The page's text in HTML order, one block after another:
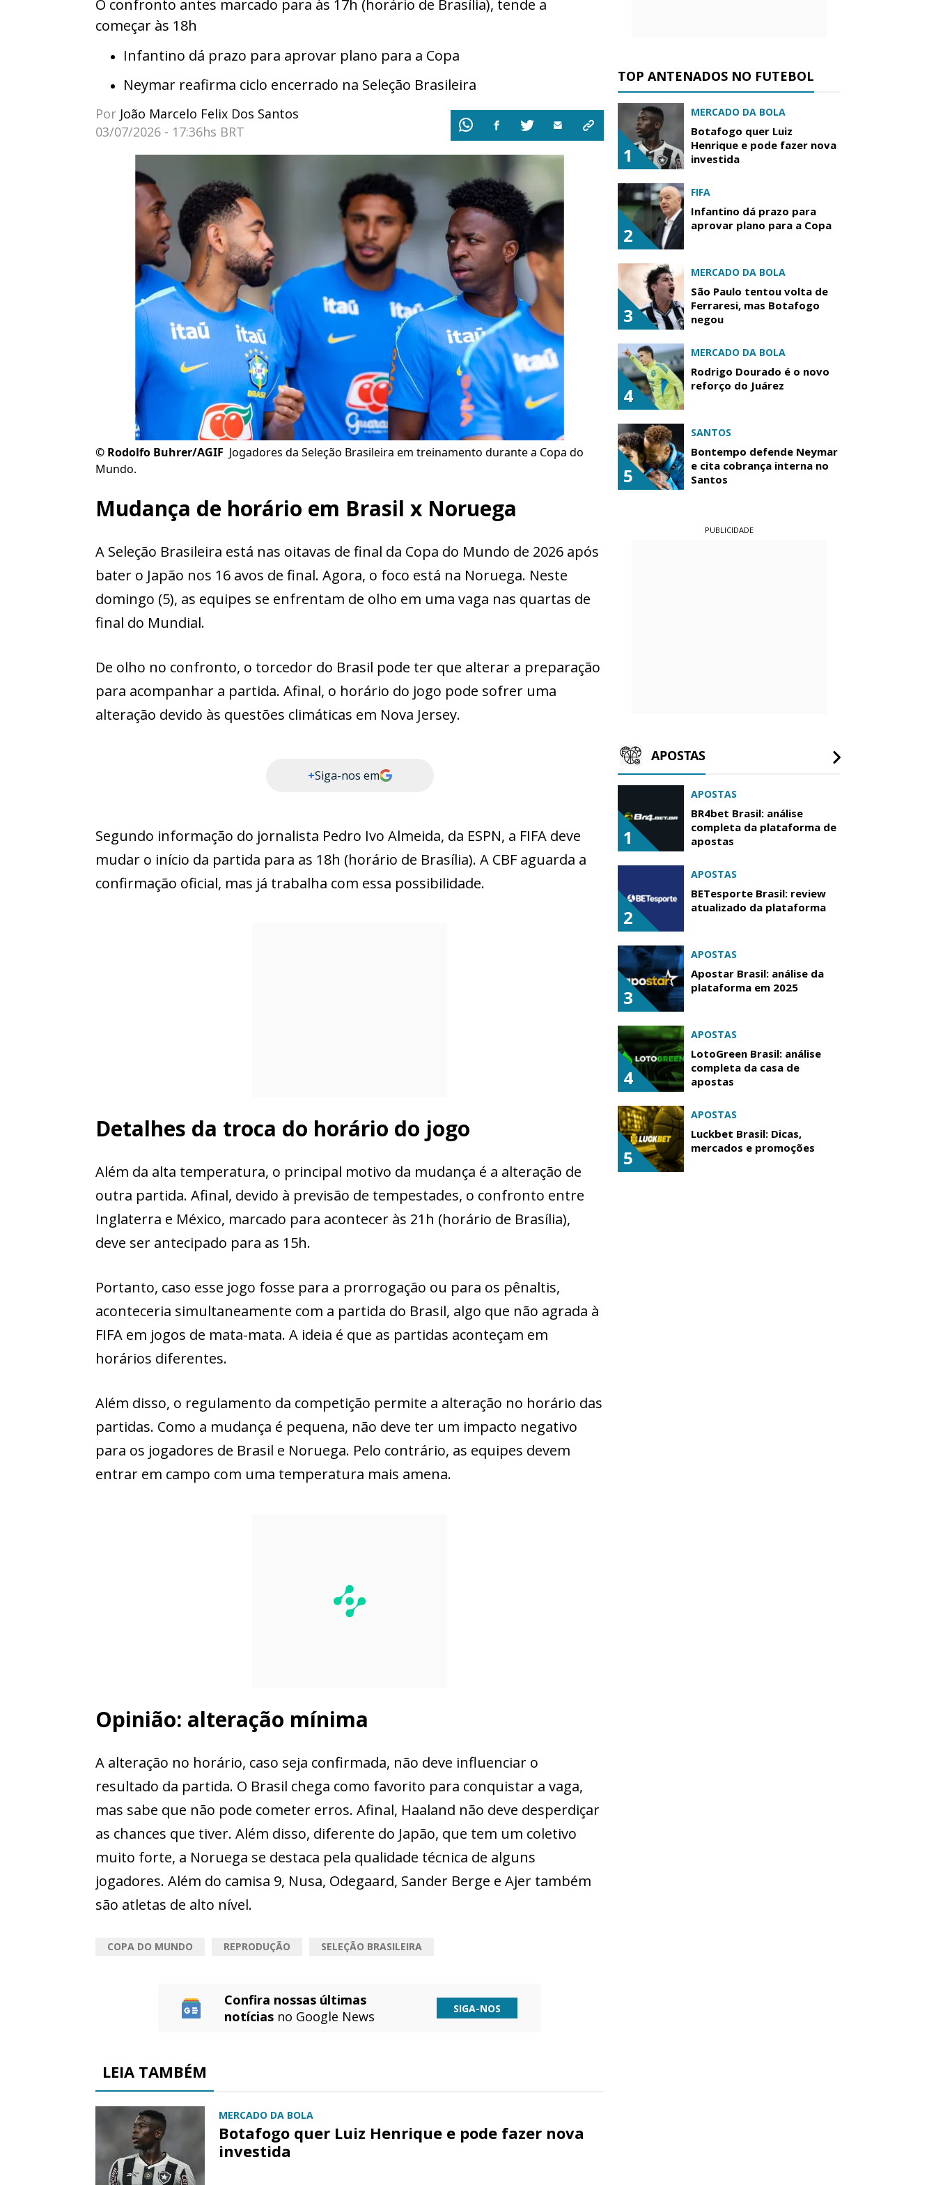
O confronto antes marcado para às 17h (horário de Brasília), tende a
começar às 18h
Infantino dá prazo para aprovar plano para a Copa
Neymar reafirma ciclo encerrado na Seleção Brasileira
Por João Marcelo Felix Dos Santos
03/07/2026 - 17:36hs BRT
© Rodolfo Buhrer/AGIF Jogadores da Seleção Brasileira em treinamento durante a Copa do
Mundo.
Mudança de horário em Brasil x Noruega
A Seleção Brasileira está nas oitavas de final da Copa do Mundo de 2026 após
bater o Japão nos 16 avos de final. Agora, o foco está na Noruega. Neste
domingo (5), as equipes se enfrentam de olho em uma vaga nas quartas de
final do Mundial.
De olho no confronto, o torcedor do Brasil pode ter que alterar a preparação
para acompanhar a partida. Afinal, o horário do jogo pode sofrer uma
alteração devido às questões climáticas em Nova Jersey.
+Siga-nos em
Segundo informação do jornalista Pedro Ivo Almeida, da ESPN, a FIFA deve
mudar o início da partida para as 18h (horário de Brasília). A CBF aguarda a
confirmação oficial, mas já trabalha com essa possibilidade.
Detalhes da troca do horário do jogo
Além da alta temperatura, o principal motivo da mudança é a alteração de
outra partida. Afinal, devido à previsão de tempestades, o confronto entre
Inglaterra e México, marcado para acontecer às 21h (horário de Brasília),
deve ser antecipado para as 15h.
Portanto, caso esse jogo fosse para a prorrogação ou para os pênaltis,
aconteceria simultaneamente com a partida do Brasil, algo que não agrada à
FIFA em jogos de mata-mata. A ideia é que as partidas aconteçam em
horários diferentes.
Além disso, o regulamento da competição permite a alteração no horário das
partidas. Como a mudança é pequena, não deve ter um impacto negativo
para os jogadores de Brasil e Noruega. Pelo contrário, as equipes devem
entrar em campo com uma temperatura mais amena.
Opinião: alteração mínima
A alteração no horário, caso seja confirmada, não deve influenciar o
resultado da partida. O Brasil chega como favorito para conquistar a vaga,
mas sabe que não pode cometer erros. Afinal, Haaland não deve desperdiçar
as chances que tiver. Além disso, diferente do Japão, que tem um coletivo
muito forte, a Noruega se destaca pela qualidade técnica de alguns
jogadores. Além do camisa 9, Nusa, Odegaard, Sander Berge e Ajer também
são atletas de alto nível.
COPA DO MUNDO REPRODUÇÃO SELEÇÃO BRASILEIRA
Confira nossas últimas
notícias no Google News SIGA-NOS
LEIA TAMBÉM
MERCADO DA BOLA
Botafogo quer Luiz Henrique e pode fazer nova
investida
TOP ANTENADOS NO FUTEBOL
1
MERCADO DA BOLA
Botafogo quer Luiz
Henrique e pode fazer nova
investida
2
FIFA
Infantino dá prazo para
aprovar plano para a Copa
3
MERCADO DA BOLA
São Paulo tentou volta de
Ferraresi, mas Botafogo
negou
4
MERCADO DA BOLA
Rodrigo Dourado é o novo
reforço do Juárez
5
SANTOS
Bontempo defende Neymar
e cita cobrança interna no
Santos
PUBLICIDADE
APOSTAS
1
APOSTAS
BR4bet Brasil: análise
completa da plataforma de
apostas
2
APOSTAS
BETesporte Brasil: review
atualizado da plataforma
3
APOSTAS
Apostar Brasil: análise da
plataforma em 2025
4
APOSTAS
LotoGreen Brasil: análise
completa da casa de
apostas
5
APOSTAS
Luckbet Brasil: Dicas,
mercados e promoções